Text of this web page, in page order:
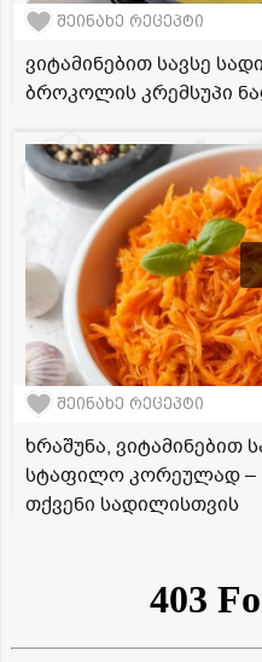
შეინახე რეცეპტი
ვიტამინებით სავსე
ბროკოლის კრემსუპი
შეინახე რეცეპტი
ხრაშუნა, ვიტამინებით
სტაფილო კორეულად –
თქვენი სადილისთვის